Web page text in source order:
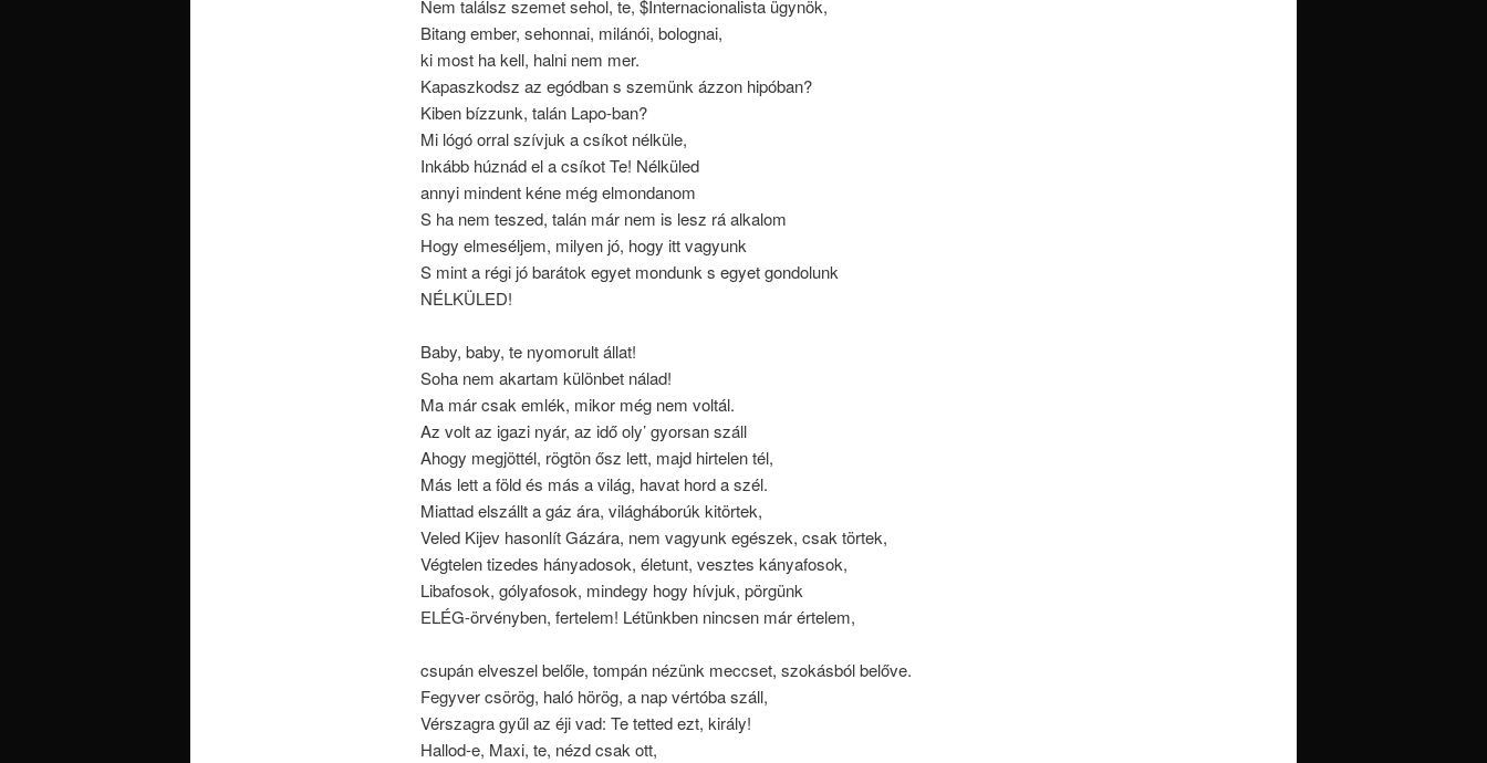
Nem találsz szemet sehol, te, $Internacionalista ügynök,
Bitang ember, sehonnai, milánói, bolognai,
ki most ha kell, halni nem mer.
Kapaszkodsz az egódban s szemünk ázzon hipóban?
Kiben bízzunk, talán Lapo-ban?
Mi lógó orral szívjuk a csíkot nélküle,
Inkább húznád el a csíkot Te! Nélküled
annyi mindent kéne még elmondanom
S ha nem teszed, talán már nem is lesz rá alkalom
Hogy elmeséljem, milyen jó, hogy itt vagyunk
S mint a régi jó barátok egyet mondunk s egyet gondolunk
NÉLKÜLED!
Baby, baby, te nyomorult állat!
Soha nem akartam különbet nálad!
Ma már csak emlék, mikor még nem voltál.
Az volt az igazi nyár, az idő oly’ gyorsan száll
Ahogy megjöttél, rögtön ősz lett, majd hirtelen tél,
Más lett a föld és más a világ, havat hord a szél.
Miattad elszállt a gáz ára, világháborúk kitörtek,
Veled Kijev hasonlít Gázára, nem vagyunk egészek, csak törtek,
Végtelen tizedes hányadosok, életunt, vesztes kányafosok,
Libafosok, gólyafosok, mindegy hogy hívjuk, pörgünk
ELÉG-örvényben, fertelem! Létünkben nincsen már értelem,
csupán elveszel belőle, tompán nézünk meccset, szokásból belőve.
Fegyver csörög, haló hörög, a nap vértóba száll,
Vérszagra gyűl az éji vad: Te tetted ezt, király!
Hallod-e, Maxi, te, nézd csak ott,